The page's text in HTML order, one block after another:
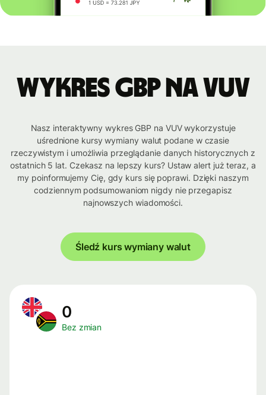
Wykres GBP na VUV
Nasz interaktywny wykres GBP na VUV wykorzystuje
uśrednione kursy wymiany walut podane w czasie
rzeczywistym i umożliwia przeglądanie danych historycznych z
ostatnich 5 lat. Czekasz na lepszy kurs? Ustaw alert już teraz, a
my poinformujemy Cię, gdy kurs się poprawi. Dzięki naszym
codziennym podsumowaniom nigdy nie przegapisz
najnowszych wiadomości.
Śledź kurs wymiany walut
0
Bez zmian